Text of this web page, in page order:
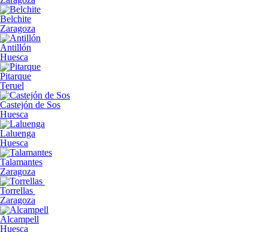
Belchite
Zaragoza
Antillón
Huesca
Pitarque
Teruel
Castejón de Sos
Huesca
Laluenga
Huesca
Talamantes
Zaragoza
Torrellas
Zaragoza
Alcampell
Huesca